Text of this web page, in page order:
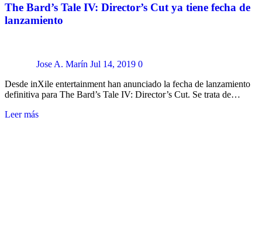
The Bard’s Tale IV: Director’s Cut ya tiene fecha de
lanzamiento
Jose A. Marín Jul 14, 2019 0
Desde inXile entertainment han anunciado la fecha de lanzamiento
definitiva para The Bard’s Tale IV: Director’s Cut. Se trata de…
Leer más